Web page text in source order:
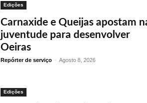
Edições
Carnaxide e Queijas apostam
juventude para desenvolver
Oeiras
Repórter de serviço - Agosto 8, 2026
Edições